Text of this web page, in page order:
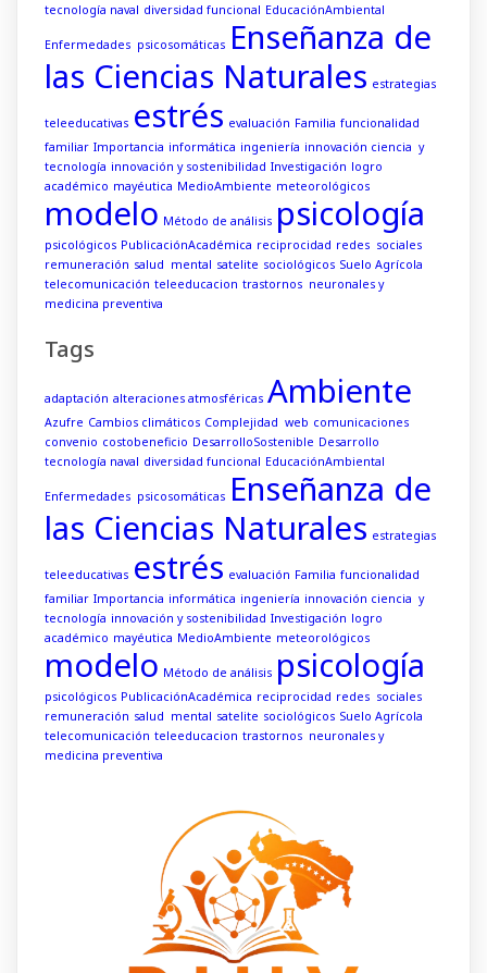
tecnología naval diversidad funcional EducaciónAmbiental
Enfermedades psicosomáticas Enseñanza de
las Ciencias Naturales estrategias
teleeducativas estrés evaluación Familia funcionalidad
familiar Importancia informática ingeniería innovación ciencia y
tecnología innovación y sostenibilidad Investigación logro
académico mayéutica MedioAmbiente meteorológicos
modelo Método de análisis psicología
psicológicos PublicaciónAcadémica reciprocidad redes sociales
remuneración salud mental satelite sociológicos Suelo Agrícola
telecomunicación teleeducacion trastornos neuronales y
medicina preventiva
Tags
adaptación alteraciones atmosféricas Ambiente
Azufre Cambios climáticos Complejidad web comunicaciones
convenio costobeneficio DesarrolloSostenible Desarrollo
tecnología naval diversidad funcional EducaciónAmbiental
Enfermedades psicosomáticas Enseñanza de
las Ciencias Naturales estrategias
teleeducativas estrés evaluación Familia funcionalidad
familiar Importancia informática ingeniería innovación ciencia y
tecnología innovación y sostenibilidad Investigación logro
académico mayéutica MedioAmbiente meteorológicos
modelo Método de análisis psicología
psicológicos PublicaciónAcadémica reciprocidad redes sociales
remuneración salud mental satelite sociológicos Suelo Agrícola
telecomunicación teleeducacion trastornos neuronales y
medicina preventiva